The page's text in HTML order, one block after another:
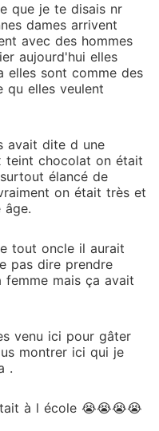
que je te disais nr
dames arrivent
avec des hommes
aujourd'hui elles
elles sont comme des
qu elles veulent
avait dite d une
teint chocolat on était
élancé de
on était très et
tout oncle il aurait
pas dire prendre
mais ça avait
venu ici pour gâter
montrer ici qui je
.
à l école 😭😭😭😭